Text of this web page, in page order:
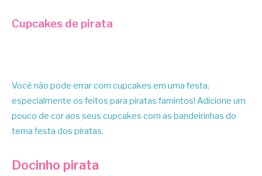
Cupcakes de pirata
Você não pode errar com cupcakes em uma festa,
especialmente os feitos para piratas famintos! Adicione um
pouco de cor aos seus cupcakes com as bandeirinhas do
tema festa dos piratas.
Docinho pirata